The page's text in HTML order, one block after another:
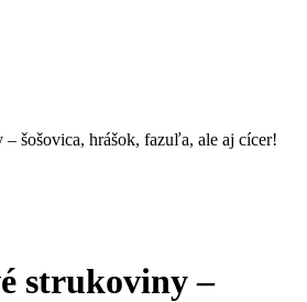
šošovica, hrášok, fazuľa, ale aj cícer!
strukoviny –